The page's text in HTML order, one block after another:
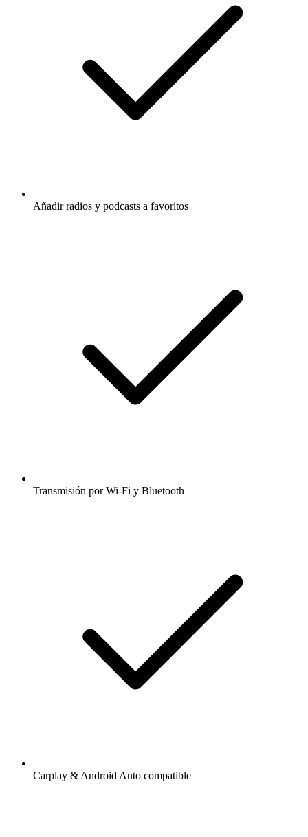
Añadir radios y podcasts a favoritos
Transmisión por Wi-Fi y Bluetooth
Carplay & Android Auto compatible